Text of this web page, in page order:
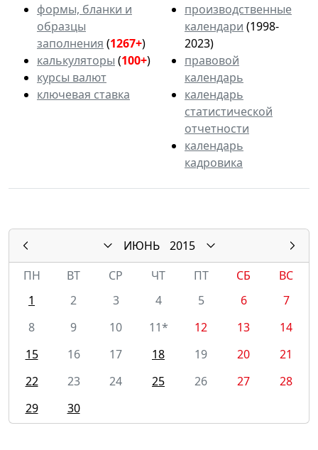
формы, бланки и
образцы
заполнения (1267+)
калькуляторы (100+)
курсы валют
ключевая ставка
производственные
календари (1998-
2023)
правовой
календарь
календарь
статистической
отчетности
календарь
кадровика
ИЮНЬ
2015
ПН
ВТ СР ЧТ ПТ СБ
ВС
1
2 3 4 5 6
7
8
9 10 11* 12 13
14
15
16 17 18 19 20
21
22
23 24 25 26 27
28
29
30